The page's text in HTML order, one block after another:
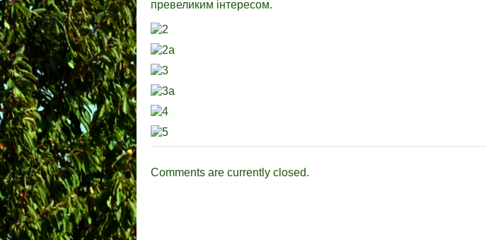
превеликим інтересом.
Comments are currently closed.